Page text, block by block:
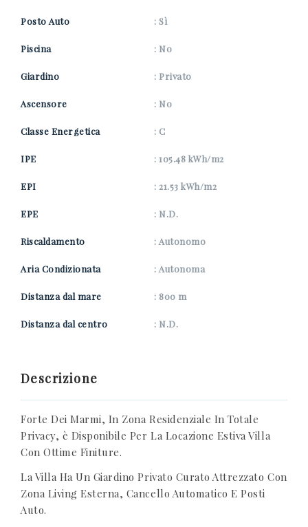
Posto Auto : Sì
Piscina : No
Giardino : Privato
Ascensore : No
Classe Energetica : C
IPE : 105.48 kWh/m2
EPI : 21.53 kWh/m2
EPE : N.D.
Riscaldamento : Autonomo
Aria Condizionata : Autonoma
Distanza dal mare : 800 m
Distanza dal centro : N.D.
Descrizione
Forte Dei Marmi, In Zona Residenziale In Totale
Privacy, è Disponibile Per La Locazione Estiva Villa
Con Ottime Finiture.
La Villa Ha Un Giardino Privato Curato Attrezzato Con
Zona Living Esterna, Cancello Automatico E Posti
Auto.